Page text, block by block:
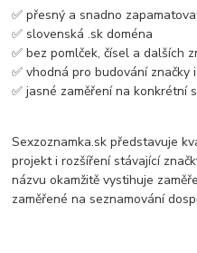
✅ přesný a snadno
✅ slovenská .sk doména
✅ bez pomlček, čísel a dalších
✅ vhodná pro budování značky
✅ jasné zaměření na konkrétní
Sexzoznamka.sk představuje
projekt i rozšíření stávající
názvu okamžitě vystihuje
zaměřené na seznamování